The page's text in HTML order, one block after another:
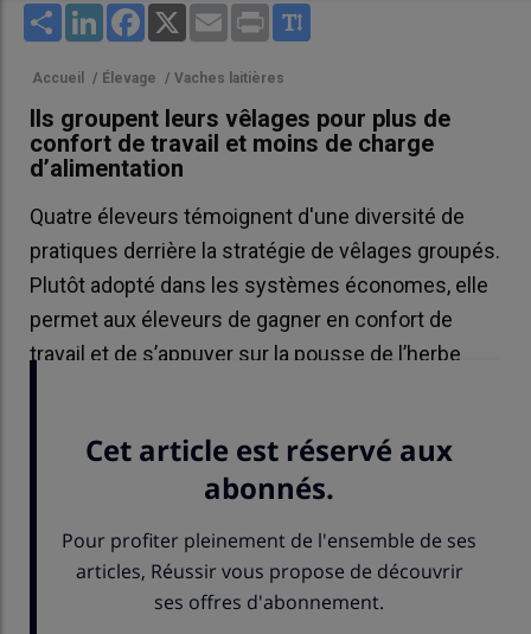
Share LinkedInFacebook
X Email Print
Accueil / Élevage / Vaches laitières
Ils groupent leurs vêlages pour plus de
confort de travail et moins de charge
d’alimentation
Quatre éleveurs témoignent d'une diversité de
pratiques derrière la stratégie de vêlages groupés.
Plutôt adopté dans les systèmes économes, elle
permet aux éleveurs de gagner en confort de
travail et de s’appuyer sur la pousse de l’herbe